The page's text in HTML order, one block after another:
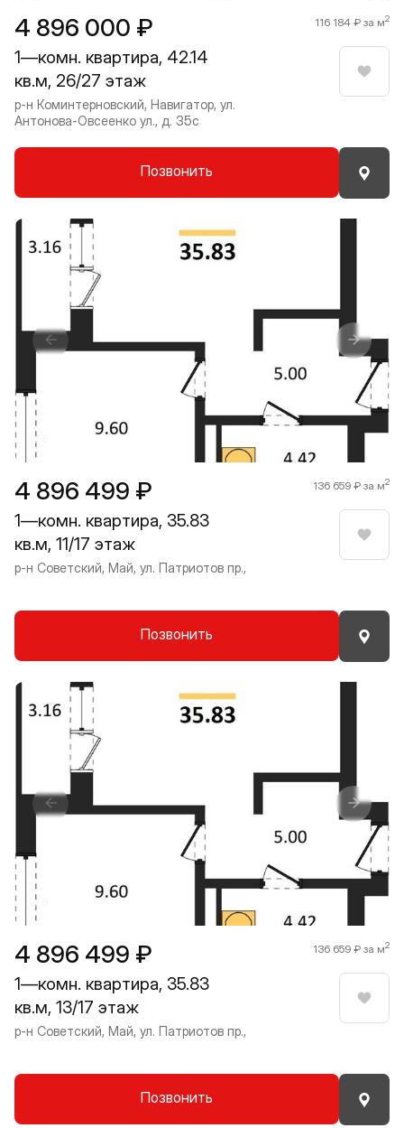
4 896 000 ₽ 116 184 ₽ за м2
1—комн. квартира, 42.14
кв.м, 26/27 этаж
р-н Коминтерновский, Навигатор, ул.
Антонова-Овсеенко ул., д. 35с
Позвонить
4 896 499 ₽ 136 659 ₽ за м2
1—комн. квартира, 35.83
кв.м, 11/17 этаж
р-н Советский, Май, ул. Патриотов пр.,
Позвонить
1 / 8
Прокрутить влево
4 896 499 ₽ 136 659 ₽ за м2
1—комн. квартира, 35.83
кв.м, 13/17 этаж
р-н Советский, Май, ул. Патриотов пр.,
Позвонить
1 / 8
Прокрутить влево